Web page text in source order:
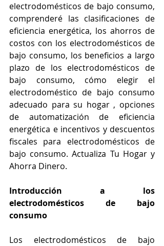
electrodomésticos de bajo consumo,
comprenderé las clasificaciones de
eficiencia energética, los ahorros de
costos con los electrodomésticos de
bajo consumo, los beneficios a largo
plazo de los electrodomésticos de
bajo consumo, cómo elegir el
electrodoméstico de bajo consumo
adecuado para su hogar , opciones
de automatización de eficiencia
energética e incentivos y descuentos
fiscales para electrodomésticos de
bajo consumo. Actualiza Tu Hogar y
Ahorra Dinero.
Introducción a los
electrodomésticos de bajo
consumo
Los electrodomésticos de bajo